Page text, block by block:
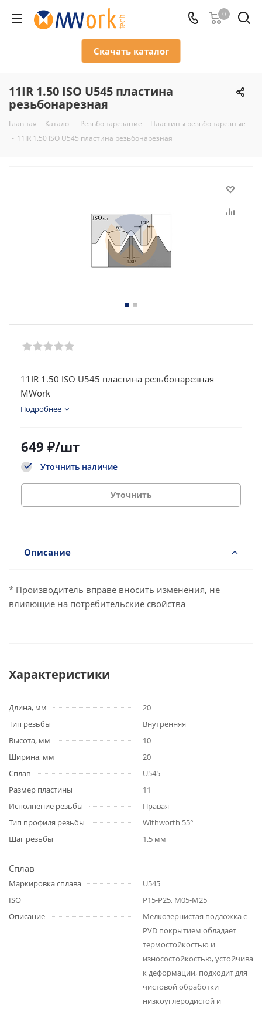
0
Скачать каталог
11IR 1.50 ISO U545 пластина
резьбонарезная
Главная - Каталог - Резьбонарезание - Пластины резьбонарезные
- 11IR 1.50 ISO U545 пластина резьбонарезная
11IR 1.50 ISO U545 пластина резьбонарезная
MWork
Подробнее
649 ₽/шт
Уточнить наличие
Уточнить
Описание
* Производитель вправе вносить изменения, не
влияющие на потребительские свойства
Характеристики
Длина, мм
20
Тип резьбы
Внутренняя
Высота, мм
10
Ширина, мм
20
Сплав
U545
Размер пластины
11
Исполнение резьбы
Правая
Тип профиля резьбы
Withworth 55°
Шаг резьбы
1.5 мм
Сплав
Маркировка сплава
U545
ISO
P15-P25, M05-M25
Описание
Мелкозернистая подложка с
PVD покрытием обладает
термостойкостью и
износостойкостью, устойчива
к деформации, подходит для
чистовой обработки
низкоуглеродистой и